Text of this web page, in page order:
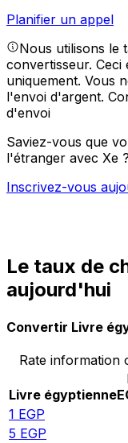
Planifier un appel
Nous utilisons le
convertisseur.
uniquement. Vous
l'envoi d'argent.
d'envoi
Saviez-vous que
l'étranger avec Xe ?
Inscrivez-vous
Le taux de
aujourd'hui
Convertir Livre
Rate information
Livre égyptienne
1 EGP
5 EGP